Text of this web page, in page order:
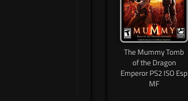
The Mummy Tomb
of the Dragon
Emperor PS2 ISO Esp
MF